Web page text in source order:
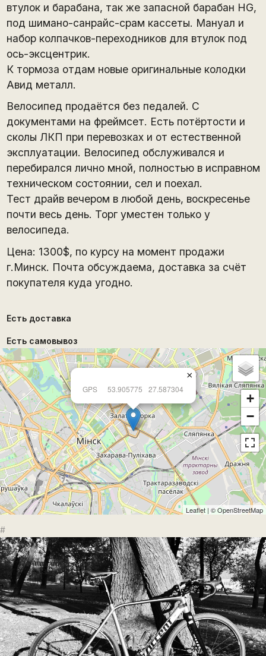
втулок и барабана, так же запасной барабан HG,
под шимано-санрайс-срам кассеты. Мануал и
набор колпачков-переходников для втулок под
ось-эксцентрик.
К тормоза отдам новые оригинальные колодки
Авид металл.
Велосипед продаётся без педалей. С
документами на фреймсет. Есть потёртости и
сколы ЛКП при перевозках и от естественной
эксплуатации. Велосипед обслуживался и
перебирался лично мной, полностью в исправном
техническом состоянии, сел и поехал.
Тест драйв вечером в любой день, воскресенье
почти весь день. Торг уместен только у
велосипеда.
Цена: 1300$, по курсу на момент продажи
г.Минск. Почта обсуждаема, доставка за счёт
покупателя куда угодно.
Есть доставка
Есть самовывоз
GPS 53.905775 27.587304
×
+
−
Leaflet | ©OpenStreetMap
#